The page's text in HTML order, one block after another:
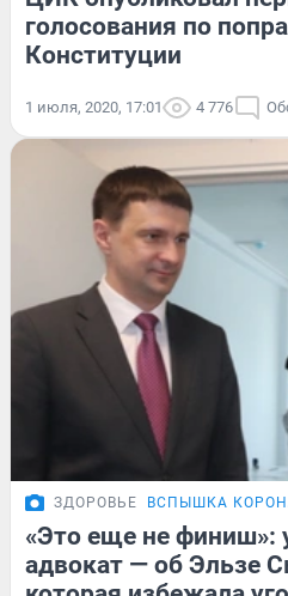
голосования по
Конституции
1 июля, 2020, 17:01 4 776
ЗДОРОВЬЕ ВСПЫШКА
«Это еще не финиш»:
адвокат — об Эльзе